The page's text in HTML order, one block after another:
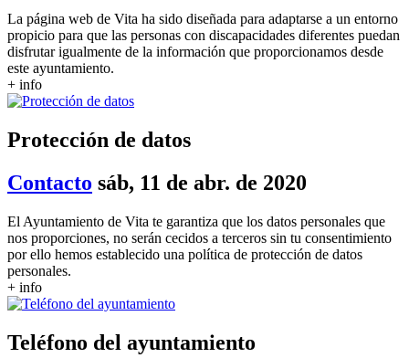
La página web de Vita ha sido diseñada para adaptarse a un entorno
propicio para que las personas con discapacidades diferentes puedan
disfrutar igualmente de la información que proporcionamos desde
este ayuntamiento.
+ info
Protección de datos
Contacto sáb, 11 de abr. de 2020
El Ayuntamiento de Vita te garantiza que los datos personales que
nos proporciones, no serán cecidos a terceros sin tu consentimiento
por ello hemos establecido una política de protección de datos
personales.
+ info
Teléfono del ayuntamiento